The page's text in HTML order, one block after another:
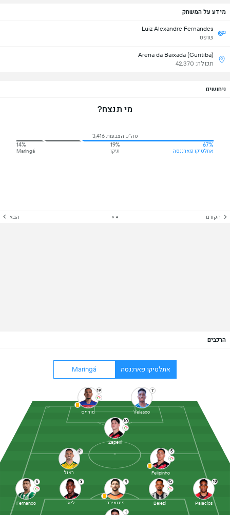
הרכבים
אתלטיקו פארננסה Maringá
1
45
Belezi
4
פיגואירדו
3
ליאו
18
Palacios
5
Felipinho
31
ראול
10
Zapelli
6
Fernando
7
Velasco
19
מורייס
מידע על המשחק
Luiz Alexandre Fernandes
שופט
Arena da Baixada (Curitiba)
תכולה: 42,370
ניחושים
מי תנצח?
סה"כ הצבעות 3,416
67%
אתלטיקו פארננסה
19%
תיקו
14%
Maringá
הקודם הבא